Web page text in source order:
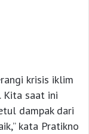
krisis iklim
Kita saat ini
dampak dari
kata Pratikno